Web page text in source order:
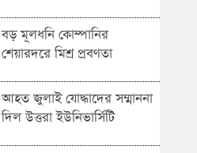
বড় মূলধনি কোম্পানির
শেয়ারদরে মিশ্র প্রবণতা
আহত জুলাই যোদ্ধাদের সম্মাননা
দিল উত্তরা ইউনিভার্সিটি